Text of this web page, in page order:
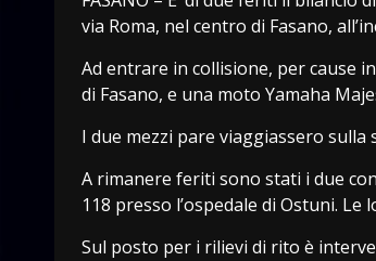
via Roma, nel centro di Fasano,
Ad entrare in collisione, per cause
di Fasano, e una moto Yamaha
I due mezzi pare viaggiassero
A rimanere feriti sono stati i due
118 presso l’ospedale di Ostuni.
Sul posto per i rilievi di rito è